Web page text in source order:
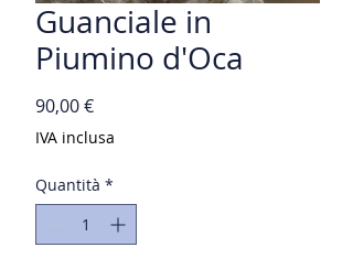
Guanciale in
Piumino d'Oca
90,00 €Prezzo
IVA inclusa
Quantità *